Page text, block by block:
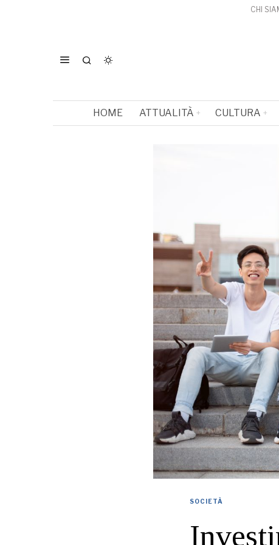
CHI
HOME ATTUALITÀ CULTURA
SOCIETÀ